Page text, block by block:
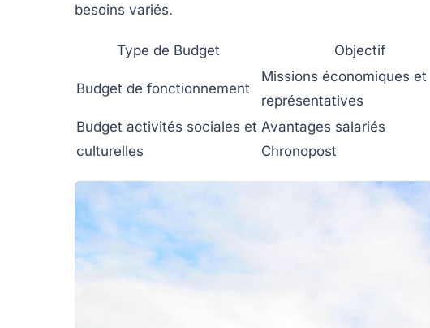
besoins variés.
Type de Budget Objectif
Budget de fonctionnement
Missions économiques et
représentatives
Budget activités sociales et
culturelles
Avantages salariés
Chronopost